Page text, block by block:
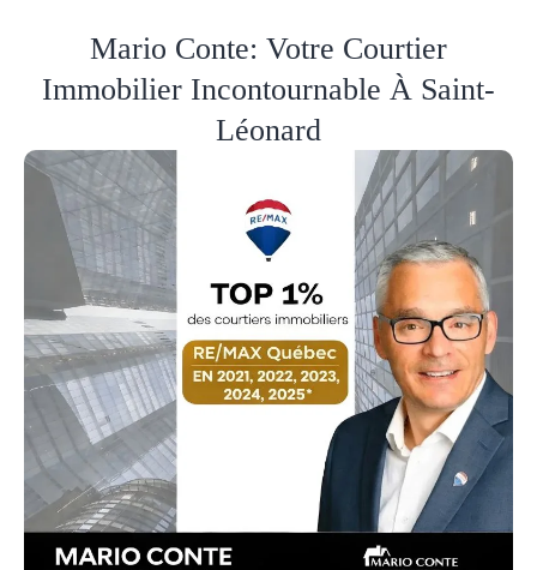
Mario Conte: Votre Courtier
Immobilier Incontournable À Saint-
Léonard